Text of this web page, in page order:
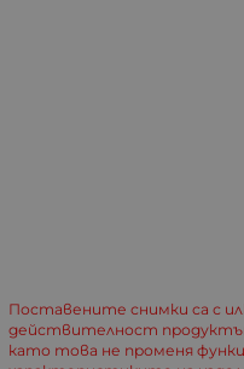
Поставените снимки са с
действителност
като това не променя